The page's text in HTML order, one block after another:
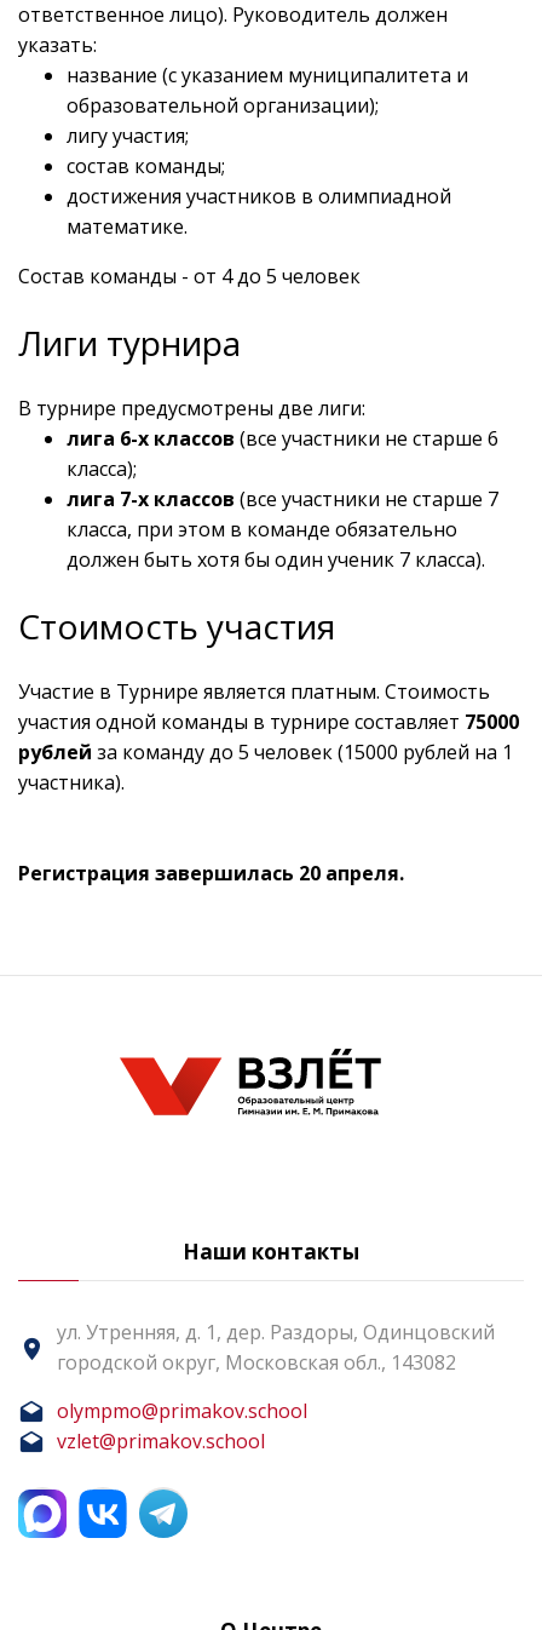
ответственное лицо). Руководитель должен
указать:
название (с указанием муниципалитета и
образовательной организации);
лигу участия;
состав команды;
достижения участников в олимпиадной
математике.
Состав команды - от 4 до 5 человек
Лиги турнира
В турнире предусмотрены две лиги:
лига 6-х классов (все участники не старше 6
класса);
лига 7-х классов (все участники не старше 7
класса, при этом в команде обязательно
должен быть хотя бы один ученик 7 класса).
Стоимость участия
Участие в Турнире является платным. Стоимость
участия одной команды в турнире составляет 75000
рублей за команду до 5 человек (15000 рублей на 1
участника).
Регистрация завершилась 20 апреля.
Наши контакты
ул. Утренняя, д. 1, дер. Раздоры, Одинцовский
городской округ, Московская обл., 143082
olympmo@primakov.school
vzlet@primakov.school